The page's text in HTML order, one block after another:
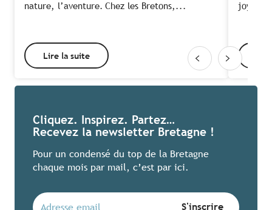
nature, l’aventure. Chez les Bretons,...
Lire la suite
Cliquez. Inspirez. Partez…
Recevez la newsletter Bretagne !
Pour un condensé du top de la Bretagne
chaque mois par mail, c’est par ici.